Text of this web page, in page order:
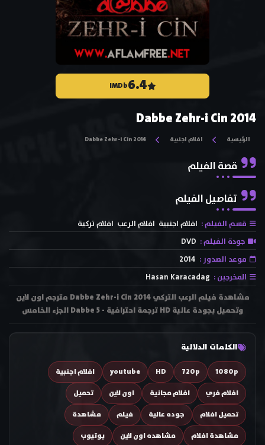
6.4
IMDb
Dabbe Zehr-i Cin 2014
الرئيسية افلام اجنبية Dabbe Zehr-i Cin 2014
قصة الفيلم
تفاصيل الفيلم
قسم الفيلم : افلام اجنبية افلام الرعب افلام تركية
جودة الفيلم : DVD
موعد الصدور : 2014
المخرجين : Hasan Karacadag
مشاهدة فيلم الرعب التركي Dabbe Zehr-i Cin 2014 مترجم اون لاين
وتحميل بجودة عالية HD ترجمة احترافية - Dabbe 5 الجزء الخامس
الكلمات الدلالية
1080p
720p
HD
youtube
افلام اجنبية
افلام فري
افلام مجانية اون لاين
تحميل
تحميل افلام
جوده عالية فيلم
مشاهدة
مشاهدة افلام
مشاهده اون لاين يوتيوب